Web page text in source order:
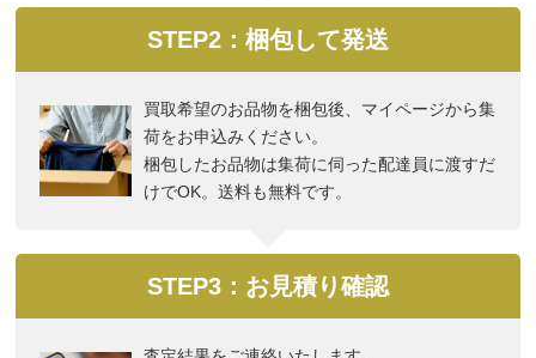
STEP2：梱包して発送
買取希望のお品物を梱包後、マイページから集
荷をお申込みください。
梱包したお品物は集荷に伺った配達員に渡すだ
けでOK。送料も無料です。
STEP3：お見積り確認